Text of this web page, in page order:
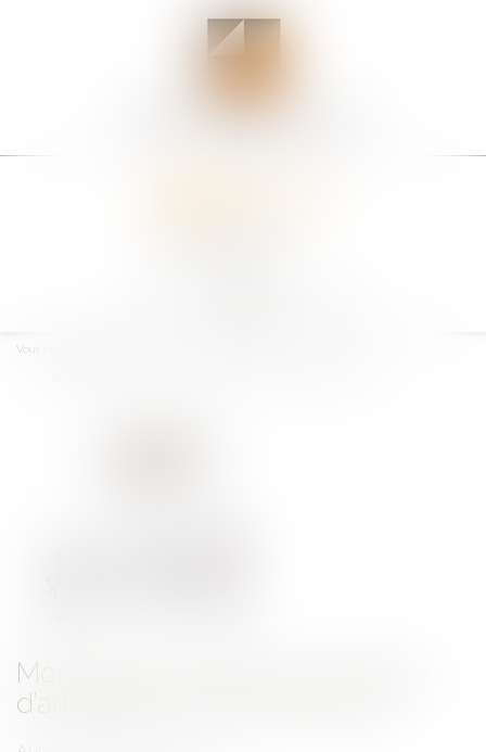
Vous êtes ici :
Mon contrat contient une clause
d’arbitrage : Dois-je paniquer ?